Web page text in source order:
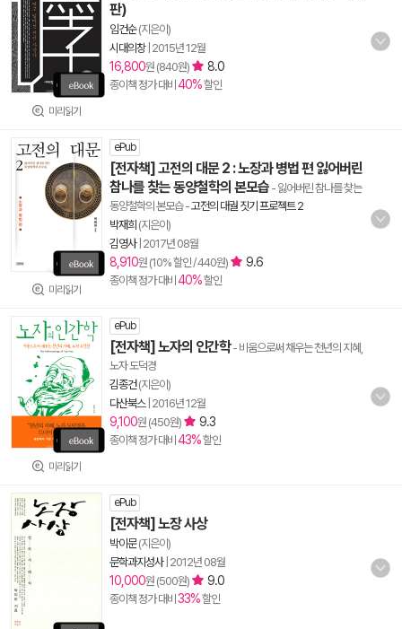
미리읽기
판)
임건순(지은이)
시대의창| 2015년 12월
16,800원 (840원) 8.0
종이책 정가 대비 40%할인
미리읽기
ePub
[전자책] 고전의 대문 2 : 노장과 병법 편 잃어버린
참나를 찾는 동양철학의 본모습 - 잃어버린 참나를 찾는
동양철학의 본모습-고전의 대궐 짓기 프로젝트 2
박재희 (지은이)
김영사| 2017년 08월
8,910원 (10% 할인 / 440원) 9.6
종이책 정가 대비 40%할인
미리읽기
ePub
[전자책] 노자의 인간학- 비움으로써 채우는 천년의 지혜,
노자 도덕경
김종건(지은이)
다산북스| 2016년 12월
9,100원 (450원) 9.3
종이책 정가 대비 43%할인
ePub
[전자책] 노장 사상
박이문(지은이)
문학과지성사| 2012년 08월
10,000원 (500원) 9.0
종이책 정가 대비 33%할인